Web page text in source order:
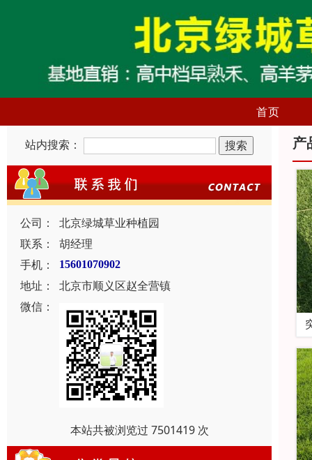
首页
站内搜索：
公司：
北京绿城草业种植园
联系：
胡经理
手机：
15601070902
地址：
北京市顺义区赵全营镇
微信：
本站共被浏览过 7501419 次
产